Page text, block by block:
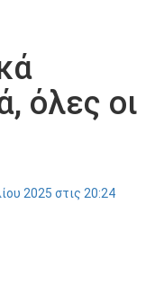
όλες οι
2025 στις 20:24